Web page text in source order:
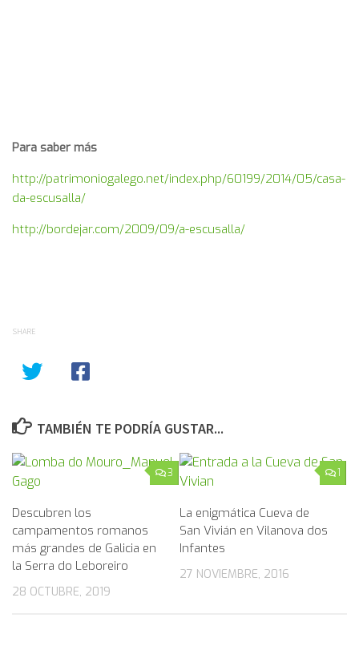
Para saber más
http://patrimoniogalego.net/index.php/60199/2014/05/casa-
da-escusalla/
http://bordejar.com/2009/09/a-escusalla/
SHARE
TAMBIÉN TE PODRÍA GUSTAR...
3
Descubren los
campamentos romanos
más grandes de Galicia en
la Serra do Leboreiro
28 OCTUBRE, 2019
1
La enigmática Cueva de
San Vivián en Vilanova dos
Infantes
27 NOVIEMBRE, 2016